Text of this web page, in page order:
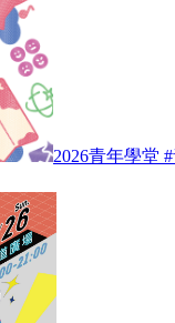
2026青年學堂